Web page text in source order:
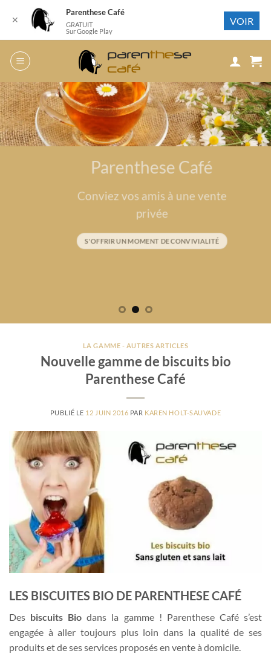
Parenthese Café
Conviez vos amis à une vente
privée
S'OFFRIR UN MOMENT DE CONVIVIALITÉ
LA GAMME - AUTRES ARTICLES
Nouvelle gamme de biscuits bio
Parenthese Café
PUBLIÉ LE 12 JUIN 2016 PAR KAREN HOLT-SAUVADE
LES BISCUITES BIO DE PARENTHESE CAFÉ
Des biscuits Bio dans la gamme ! Parenthese Café s’est
engagée à aller toujours plus loin dans la qualité de ses
produits et de ses services proposés en vente à domicile.
✕
Parenthese Café
GRATUIT
Sur Google Play
VOIR